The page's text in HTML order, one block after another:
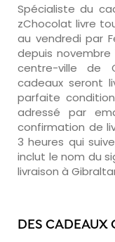
Spécialiste du
zChocolat livre
au vendredi par
depuis novembre
centre-ville de
cadeaux seront
parfaite
adressé par
confirmation de
3 heures qui
inclut le nom du
livraison à
DES CADEAUX